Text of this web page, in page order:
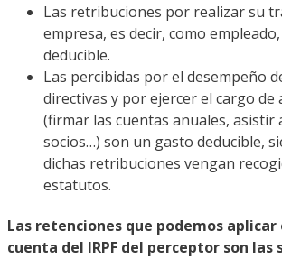
Las retribuciones por realizar su
empresa, es decir, como
deducible.
Las percibidas por el desempeño
directivas y por ejercer el cargo
(firmar las cuentas anuales, asistir
socios…) son un gasto deducible,
dichas retribuciones vengan
estatutos.
Las retenciones que podemos aplicar
cuenta del IRPF del perceptor son las